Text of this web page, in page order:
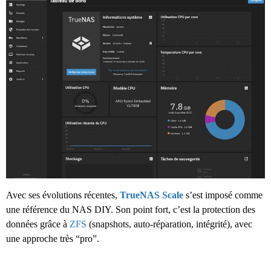
Avec ses évolutions récentes, TrueNAS Scale s’est imposé comme
une référence du NAS DIY. Son point fort, c’est la protection des
données grâce à ZFS (snapshots, auto-réparation, intégrité), avec
une approche très “pro”.